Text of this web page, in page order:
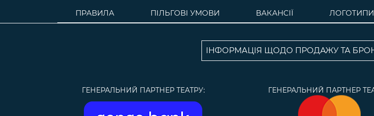
ПРАВИЛА
ПІЛЬГОВІ УМОВИ ВАКАНСІЇ ЛОГОТИПИ
ІНФОРМАЦІЯ ЩОДО ПРОДАЖУ ТА
ГЕНЕРАЛЬНИЙ ПАРТНЕР ТЕАТРУ: ГЕНЕРАЛЬНИЙ ПАРТНЕР